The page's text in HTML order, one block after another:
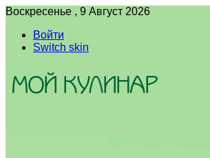
Воскресенье , 9 Август 2026
Войти
Switch skin